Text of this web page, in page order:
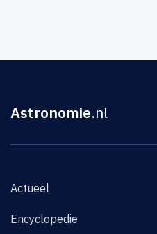
Astronomie.nl
Actueel
Encyclopedie